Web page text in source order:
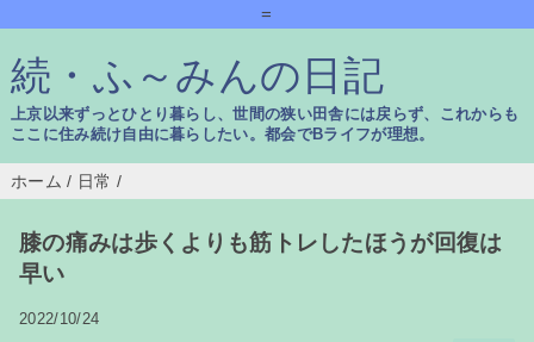
=
続・ふ～みんの日記
上京以来ずっとひとり暮らし、世間の狭い田舎には戻らず、これからも
ここに住み続け自由に暮らしたい。都会でBライフが理想。
ホーム / 日常 /
膝の痛みは歩くよりも筋トレしたほうが回復は
早い
2022/10/24